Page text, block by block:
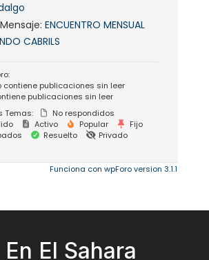
ENCUENTRO MENSUAL
CABRILS
contiene publicaciones sin leer
publicaciones sin leer
Temas:
No respondidos
Activo Popular
Fijo
Resuelto
Privado
Funciona con wpForo version 3.1.1
El Sahara